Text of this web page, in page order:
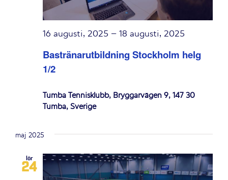
Bastränarutbildning Stockholm helg
1/2
16 augusti, 2025 – 18 augusti, 2025
Tumba Tennisklubb, Bryggarvägen 9, 147 30
Tumba, Sverige
maj 2025
lör
24